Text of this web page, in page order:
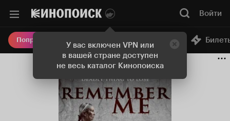
У вас включен VPN или
в вашей стране доступен
не весь каталог Кинопоиска
Войти
Попробовать Плюс Онлайн-кинотеатр